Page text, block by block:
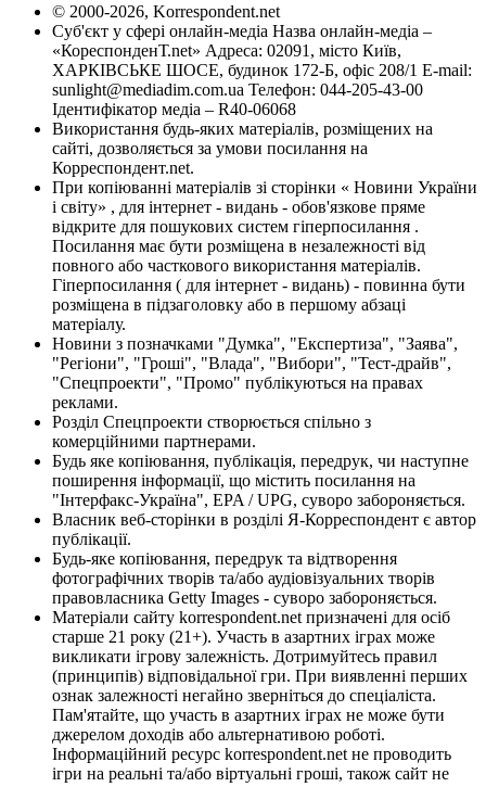
© 2000-2026, Korrespondent.net
Суб'єкт у сфері онлайн-медіа Назва онлайн-медіа –
«КореспонденТ.net» Адреса: 02091, місто Київ,
ХАРКІВСЬКЕ ШОСЕ, будинок 172-Б, офіс 208/1 E-mail:
sunlight@mediadim.com.ua Телефон: 044-205-43-00
Ідентифікатор медіа – R40-06068
Використання будь-яких матеріалів, розміщених на
сайті, дозволяється за умови посилання на
Корреспондент.net.
При копіюванні матеріалів зі сторінки « Новини України
і світу» , для інтернет - видань - обов'язкове пряме
відкрите для пошукових систем гіперпосилання .
Посилання має бути розміщена в незалежності від
повного або часткового використання матеріалів.
Гіперпосилання ( для інтернет - видань) - повинна бути
розміщена в підзаголовку або в першому абзаці
матеріалу.
Новини з позначками "Думка", "Експертиза", "Заява",
"Регіони", "Гроші", "Влада", "Вибори", "Тест-драйв",
"Спецпроекти", "Промо" публікуються на правах
реклами.
Розділ Спецпроекти створюється спільно з
комерційними партнерами.
Будь яке копіювання, публікація, передрук, чи наступне
поширення інформації, що містить посилання на
"Інтерфакс-Україна", EPA / UPG, суворо забороняється.
Власник веб-сторінки в розділі Я-Корреспондент є автор
публікації.
Будь-яке копіювання, передрук та відтворення
фотографічних творів та/або аудіовізуальних творів
правовласника Getty Images - суворо забороняється.
Матеріали сайту korrespondent.net призначені для осіб
старше 21 року (21+). Участь в азартних іграх може
викликати ігрову залежність. Дотримуйтесь правил
(принципів) відповідальної гри. При виявленні перших
ознак залежності негайно зверніться до спеціаліста.
Пам'ятайте, що участь в азартних іграх не може бути
джерелом доходів або альтернативою роботі.
Інформаційний ресурс korrespondent.net не проводить
ігри на реальні та/або віртуальні гроші, також сайт не